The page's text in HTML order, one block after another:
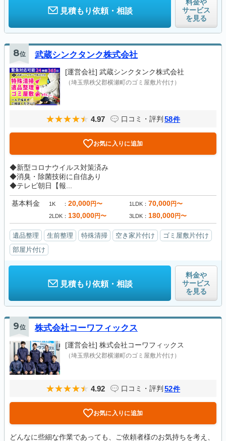
見積もり依頼・相談
料金や
サービス
を見る
8位 武蔵シンクタンク株式会社
[運営会社] 武蔵シンクタンク株式会社
（埼玉県秩父郡横瀬町のゴミ屋敷片付け）
4.97 口コミ・評判 58件
お気に入りに追加
◆新型コロナウイルス対策済み
◆消臭・除菌技術に自信あり
◆テレビ朝日【報...
基本料金 1K 20,000円〜 1LDK 70,000円〜
2LDK 130,000円〜 3LDK 180,000円〜
遺品整理 生前整理 特殊清掃 空き家片付け
ゴミ屋敷片付け
部屋片付け
見積もり依頼・相談
料金や
サービス
を見る
9位 株式会社コーワフィックス
[運営会社] 株式会社コーワフィックス
（埼玉県秩父郡横瀬町のゴミ屋敷片付け）
4.92 口コミ・評判 52件
お気に入りに追加
どんなに些細な作業であっても、ご依頼者様のお気持ちを考え、